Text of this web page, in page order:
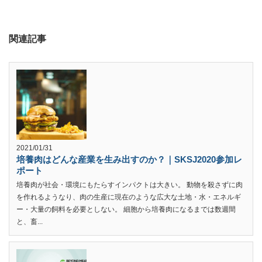
関連記事
2021/01/31
培養肉はどんな産業を生み出すのか？｜SKSJ2020参加レ
ポート
培養肉が社会・環境にもたらすインパクトは大きい。 動物を殺さずに肉
を作れるようなり、肉の生産に現在のような広大な土地・水・エネルギ
ー・大量の飼料を必要としない。 細胞から培養肉になるまでは数週間
と、畜...